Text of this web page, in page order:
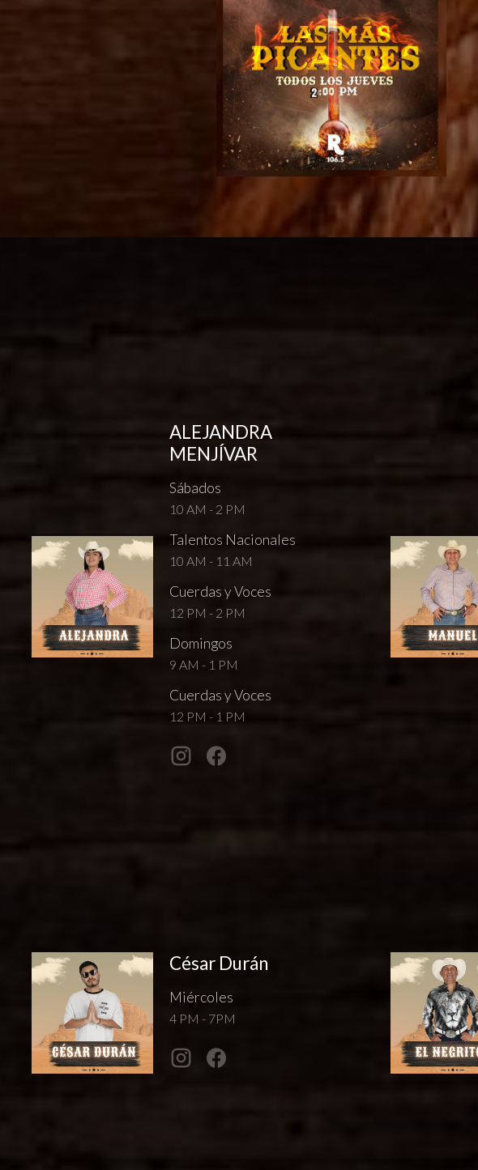
ALEJANDRA
MENJÍVAR
Sábados
10 AM - 2 PM
Talentos Nacionales
10 AM - 11 AM
Cuerdas y Voces
12 PM - 2 PM
Domingos
9 AM - 1 PM
Cuerdas y Voces
12 PM - 1 PM
César Durán
Miércoles
4 PM - 7PM